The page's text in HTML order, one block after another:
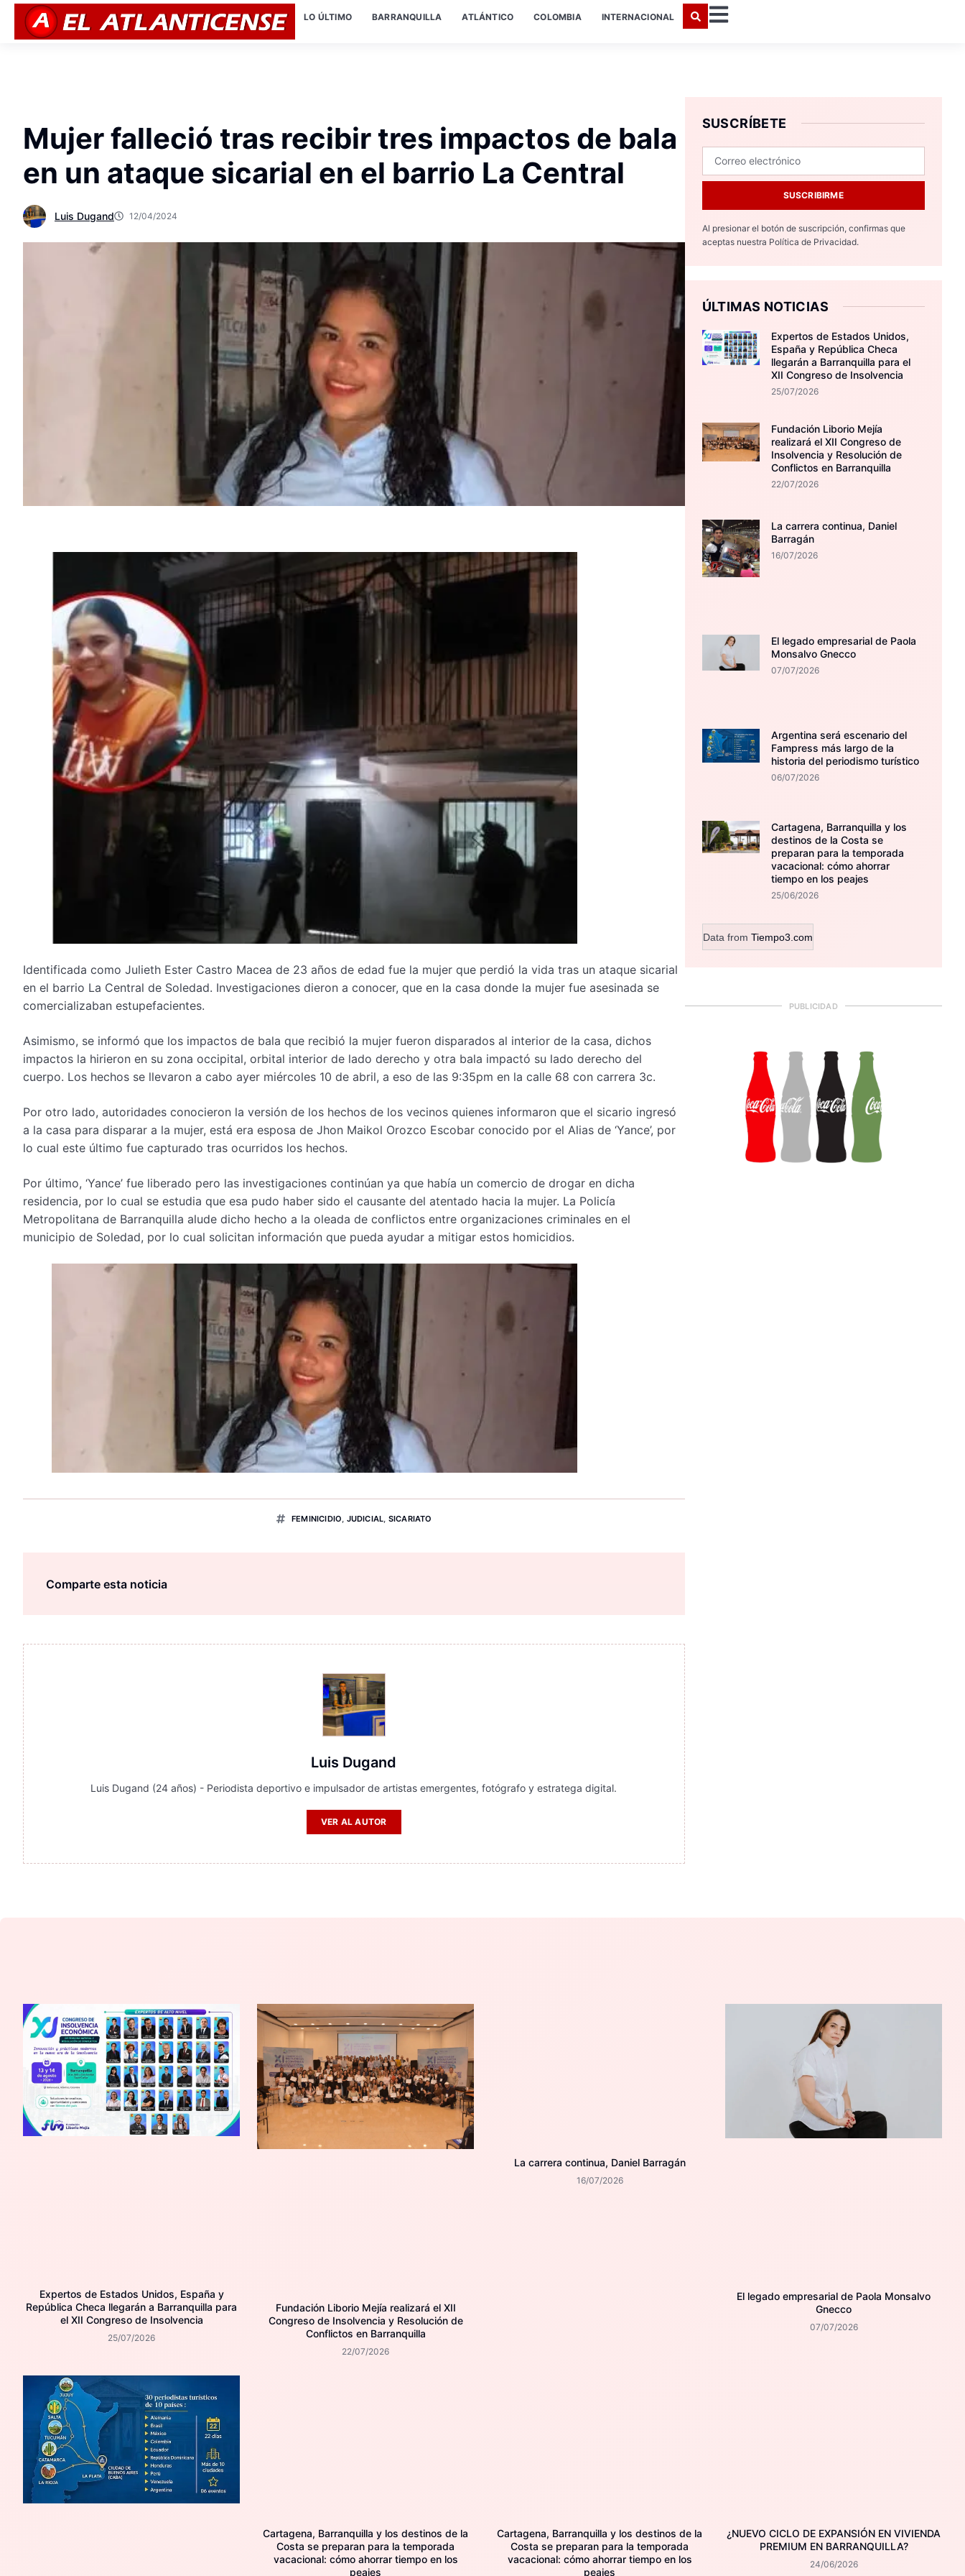
LO ÚLTIMO BARRANQUILLA ATLÁNTICO COLOMBIA INTERNACIONAL
Mujer falleció tras recibir tres impactos de bala
en un ataque sicarial en el barrio La Central
Luis Dugand 12/04/2024
Identificada como Julieth Ester Castro Macea de 23 años de edad fue la mujer que perdió la vida tras un ataque sicarial
en el barrio La Central de Soledad. Investigaciones dieron a conocer, que en la casa donde la mujer fue asesinada se
comercializaban estupefacientes.
Asimismo, se informó que los impactos de bala que recibió la mujer fueron disparados al interior de la casa, dichos
impactos la hirieron en su zona occipital, orbital interior de lado derecho y otra bala impactó su lado derecho del
cuerpo. Los hechos se llevaron a cabo ayer miércoles 10 de abril, a eso de las 9:35pm en la calle 68 con carrera 3c.
Por otro lado, autoridades conocieron la versión de los hechos de los vecinos quienes informaron que el sicario ingresó
a la casa para disparar a la mujer, está era esposa de Jhon Maikol Orozco Escobar conocido por el Alias de ‘Yance’, por
lo cual este último fue capturado tras ocurridos los hechos.
Por último, ‘Yance’ fue liberado pero las investigaciones continúan ya que había un comercio de drogar en dicha
residencia, por lo cual se estudia que esa pudo haber sido el causante del atentado hacia la mujer. La Policía
Metropolitana de Barranquilla alude dicho hecho a la oleada de conflictos entre organizaciones criminales en el
municipio de Soledad, por lo cual solicitan información que pueda ayudar a mitigar estos homicidios.
FEMINICIDIO, JUDICIAL, SICARIATO
Comparte esta noticia
Luis Dugand
Luis Dugand (24 años) - Periodista deportivo e impulsador de artistas emergentes, fotógrafo y estratega digital.
VER AL AUTOR
SUSCRÍBETE
SUSCRIBIRME
Al presionar el botón de suscripción, confirmas que
aceptas nuestra Política de Privacidad.
ÚLTIMAS NOTICIAS
Expertos de Estados Unidos,
España y República Checa
llegarán a Barranquilla para el
XII Congreso de Insolvencia
25/07/2026
Fundación Liborio Mejía
realizará el XII Congreso de
Insolvencia y Resolución de
Conflictos en Barranquilla
22/07/2026
La carrera continua, Daniel
Barragán
16/07/2026
El legado empresarial de Paola
Monsalvo Gnecco
07/07/2026
Argentina será escenario del
Fampress más largo de la
historia del periodismo turístico
06/07/2026
Cartagena, Barranquilla y los
destinos de la Costa se
preparan para la temporada
vacacional: cómo ahorrar
tiempo en los peajes
25/06/2026
Data from Tiempo3.com
PUBLICIDAD
Expertos de Estados Unidos, España y
República Checa llegarán a Barranquilla para
el XII Congreso de Insolvencia
25/07/2026
Fundación Liborio Mejía realizará el XII
Congreso de Insolvencia y Resolución de
Conflictos en Barranquilla
22/07/2026
La carrera continua, Daniel Barragán
16/07/2026
El legado empresarial de Paola Monsalvo
Gnecco
07/07/2026
Cartagena, Barranquilla y los destinos de la
Costa se preparan para la temporada
vacacional: cómo ahorrar tiempo en los
peajes
Cartagena, Barranquilla y los destinos de la
Costa se preparan para la temporada
vacacional: cómo ahorrar tiempo en los
peajes
¿NUEVO CICLO DE EXPANSIÓN EN VIVIENDA
PREMIUM EN BARRANQUILLA?
24/06/2026